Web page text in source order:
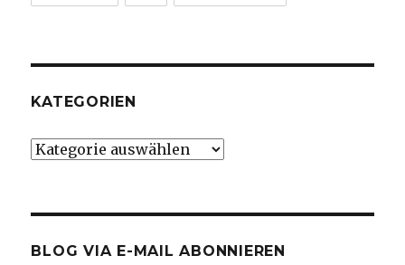
KATEGORIEN
Kategorien
BLOG VIA E-MAIL ABONNIEREN